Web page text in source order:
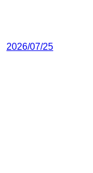
2026/07/25